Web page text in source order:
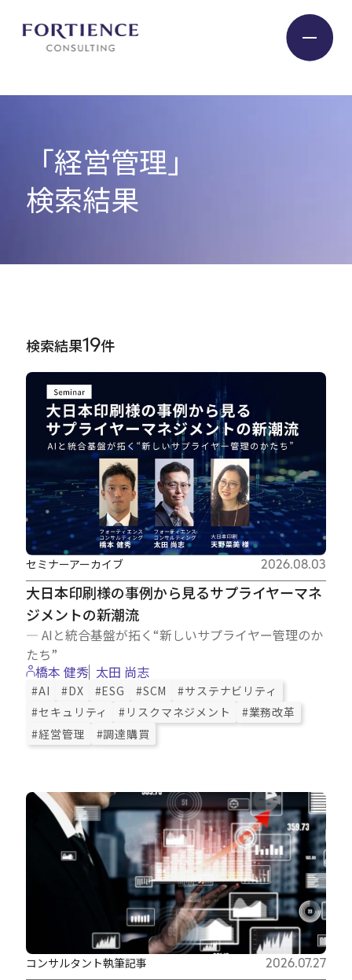
Service
Company
Careers
News
サイト内検索
Contact
「経営管理」
検索結果
検索結果19件
大日本印刷様の事例から見るサプライヤーマネ
ジメントの新潮流
― AIと統合基盤が拓く“新しいサプライヤー管理のか
たち”
セミナーアーカイブ 2026.08.03
橋本 健秀 太田 尚志
#AI #DX #ESG #SCM
#サステナビリティ
#セキュリティ
#リスクマネジメント
#業務改革
#経営管理
#調達購買
コンサルタント執筆記事 2026.07.27